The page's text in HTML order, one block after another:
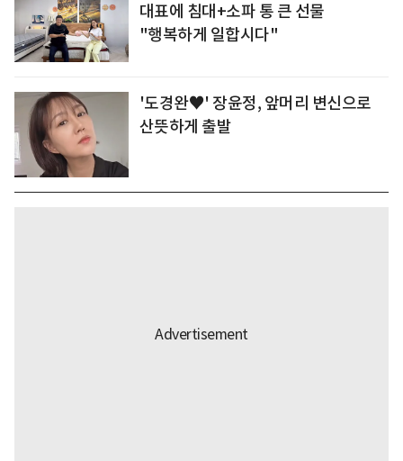
대표에 침대+소파 통 큰 선물
"행복하게 일합시다"
'도경완♥' 장윤정, 앞머리 변신으로
산뜻하게 출발